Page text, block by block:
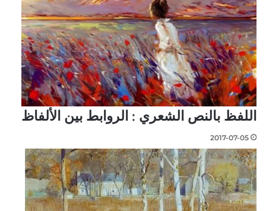
اللفظ بالنص الشعري : الروابط بين الألفاظ
2017-07-05